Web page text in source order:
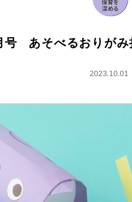
号 あそべるおりがみ
2023.10.01